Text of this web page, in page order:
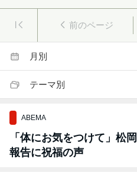
前のページ
月別
テーマ別
ABEMA
「体にお気をつけて」松
報告に祝福の声